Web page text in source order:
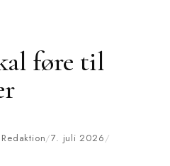
føre til
/7. juli 2026/